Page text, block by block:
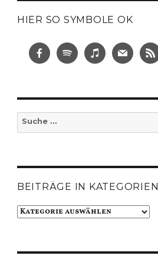
HIER SO SYMBOLE OK
Suche
nach:
BEITRÄGE IN KATEGORIEN
Beiträge